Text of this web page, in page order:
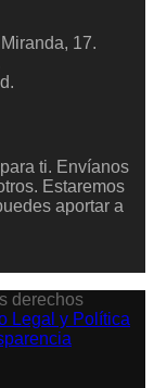
17.
ti. Envíanos
Estaremos
aportar a
derechos
Legal y Política